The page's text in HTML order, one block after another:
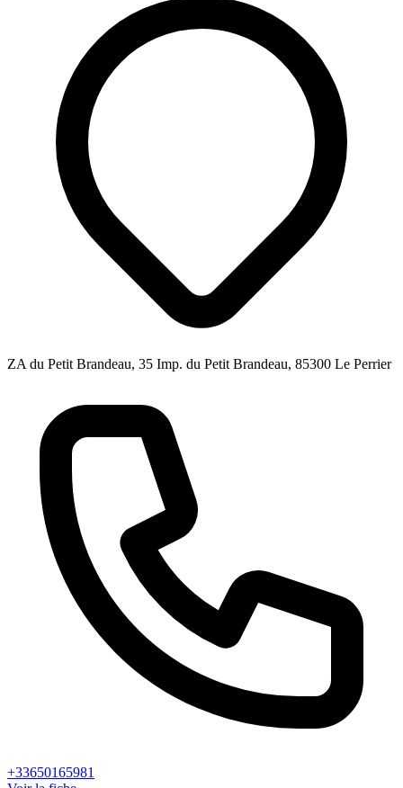
ZA du Petit Brandeau, 35 Imp. du Petit Brandeau, 85300 Le Perrier
+33650165981